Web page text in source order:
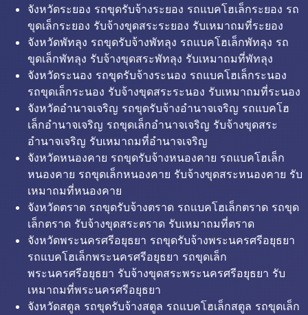
จังหวัดระยอง รถขุดรับจ้างระยอง รถแบคโฮเล็กระยอง รถ
ขุดเล็กระยอง รับจ้างขุดสระระยอง รับเหมาถมที่ระยอง
จังหวัดพัทลุง รถขุดรับจ้างพัทลุง รถแบคโฮเล็กพัทลุง รถ
ขุดเล็กพัทลุง รับจ้างขุดสระพัทลุง รับเหมาถมที่พัทลุง
จังหวัดระนอง รถขุดรับจ้างระนอง รถแบคโฮเล็กระนอง
รถขุดเล็กระนอง รับจ้างขุดสระระนอง รับเหมาถมที่ระนอง
จังหวัดอำนาจเจริญ รถขุดรับจ้างอำนาจเจริญ รถแบคโฮ
เล็กอำนาจเจริญ รถขุดเล็กอำนาจเจริญ รับจ้างขุดสระ
อำนาจเจริญ รับเหมาถมที่อำนาจเจริญ
จังหวัดหนองคาย รถขุดรับจ้างหนองคาย รถแบคโฮเล็ก
หนองคาย รถขุดเล็กหนองคาย รับจ้างขุดสระหนองคาย รับ
เหมาถมที่หนองคาย
จังหวัดตราด รถขุดรับจ้างตราด รถแบคโฮเล็กตราด รถขุด
เล็กตราด รับจ้างขุดสระตราด รับเหมาถมที่ตราด
จังหวัดพระนครศรีอยุธยา รถขุดรับจ้างพระนครศรีอยุธยา
รถแบคโฮเล็กพระนครศรีอยุธยา รถขุดเล็ก
พระนครศรีอยุธยา รับจ้างขุดสระพระนครศรีอยุธยา รับ
เหมาถมที่พระนครศรีอยุธยา
จังหวัดสตูล รถขุดรับจ้างสตูล รถแบคโฮเล็กสตูล รถขุดเล็ก